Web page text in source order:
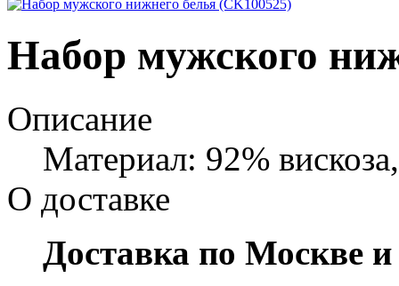
Набор мужского
Описание
Материал: 92%
О доставке
Доставка по Москве